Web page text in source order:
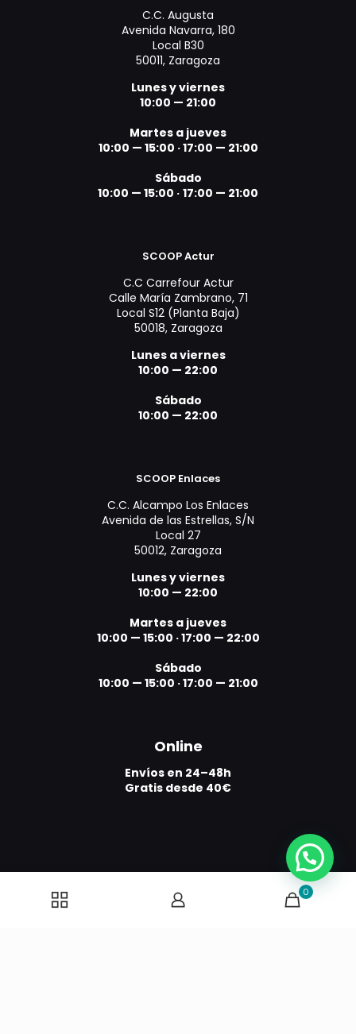
C.C. Augusta
Avenida Navarra, 180
Local B30
50011, Zaragoza
Lunes y viernes
10:00 — 21:00
Martes a jueves
10:00 — 15:00 ·17:00 — 21:00
Sábado
10:00 — 15:00 · 17:00 — 21:00
SCOOP Actur
C.C Carrefour Actur
Calle María Zambrano, 71
Local S12 (Planta Baja)
50018, Zaragoza
Lunes a viernes
10:00 — 22:00
Sábado
10:00 — 22:00
SCOOP Enlaces
C.C. Alcampo Los Enlaces
Avenida de las Estrellas, S/N
Local 27
50012, Zaragoza
Lunes y viernes
10:00 — 22:00
Martes a jueves
10:00 — 15:00 ·17:00 — 22:00
Sábado
10:00 — 15:00 ·17:00 — 21:00
Online
Envíos en 24–48h
Gratis desde 40€
0